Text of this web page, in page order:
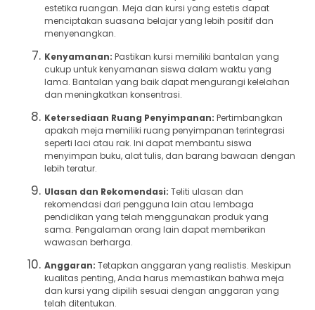
estetika ruangan. Meja dan kursi yang estetis dapat
menciptakan suasana belajar yang lebih positif dan
menyenangkan.
Kenyamanan: Pastikan kursi memiliki bantalan yang
cukup untuk kenyamanan siswa dalam waktu yang
lama. Bantalan yang baik dapat mengurangi kelelahan
dan meningkatkan konsentrasi.
Ketersediaan Ruang Penyimpanan: Pertimbangkan
apakah meja memiliki ruang penyimpanan terintegrasi
seperti laci atau rak. Ini dapat membantu siswa
menyimpan buku, alat tulis, dan barang bawaan dengan
lebih teratur.
Ulasan dan Rekomendasi: Teliti ulasan dan
rekomendasi dari pengguna lain atau lembaga
pendidikan yang telah menggunakan produk yang
sama. Pengalaman orang lain dapat memberikan
wawasan berharga.
Anggaran: Tetapkan anggaran yang realistis. Meskipun
kualitas penting, Anda harus memastikan bahwa meja
dan kursi yang dipilih sesuai dengan anggaran yang
telah ditentukan.